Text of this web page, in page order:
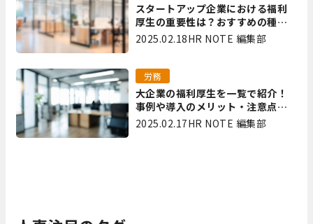
スタートアップ企業における福利
厚生の重要性は？おすすめの種類
やメリット・デメリットを解説
2025.02.18HR NOTE 編集部
大企業の福利厚生を一覧で紹介！
事例や導入のメリット・注意点を
解説
労務
2025.02.17HR NOTE 編集部